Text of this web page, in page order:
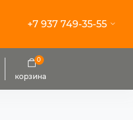
+7 937 749-35-55
корзина
0